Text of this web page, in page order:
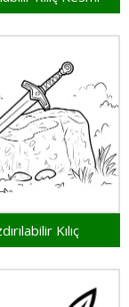
Kılıç